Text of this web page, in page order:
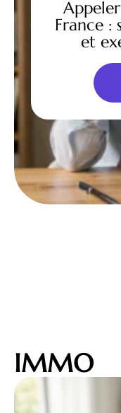
France :
et
IMMO